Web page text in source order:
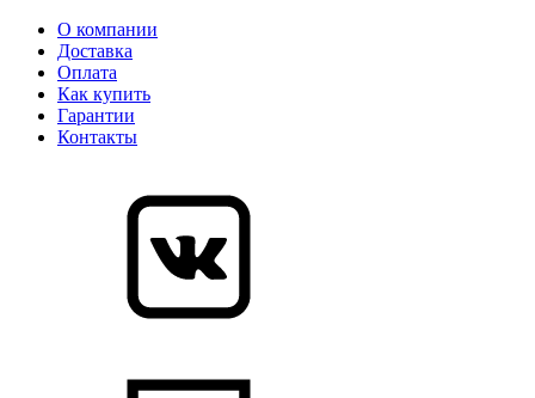
О компании
Доставка
Оплата
Как купить
Гарантии
Контакты